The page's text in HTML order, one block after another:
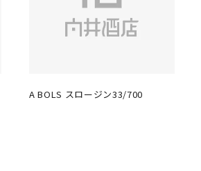
A BOLS スロージン33/700